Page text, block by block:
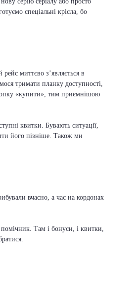
спеціальні крісла, бо
миттєво з’являється в
тримати планку доступності,
«купити», тим приємнішою
квитки. Бувають ситуації,
його пізніше. Також ми
вчасно, а час на кордонах
Там і бонуси, і квитки,